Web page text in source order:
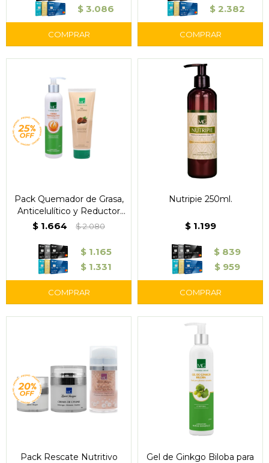
$ 3.086 $ 2.382
Pack Quemador de Grasa,
Anticelulítico y Reductor
Corporal MG
$ 1.664 $2.080
$ 1.165
$ 1.331
Nutripie 250ml.
$ 1.199
$ 839
$ 959
Pack Rescate Nutritivo
Gel de Ginkgo Biloba para